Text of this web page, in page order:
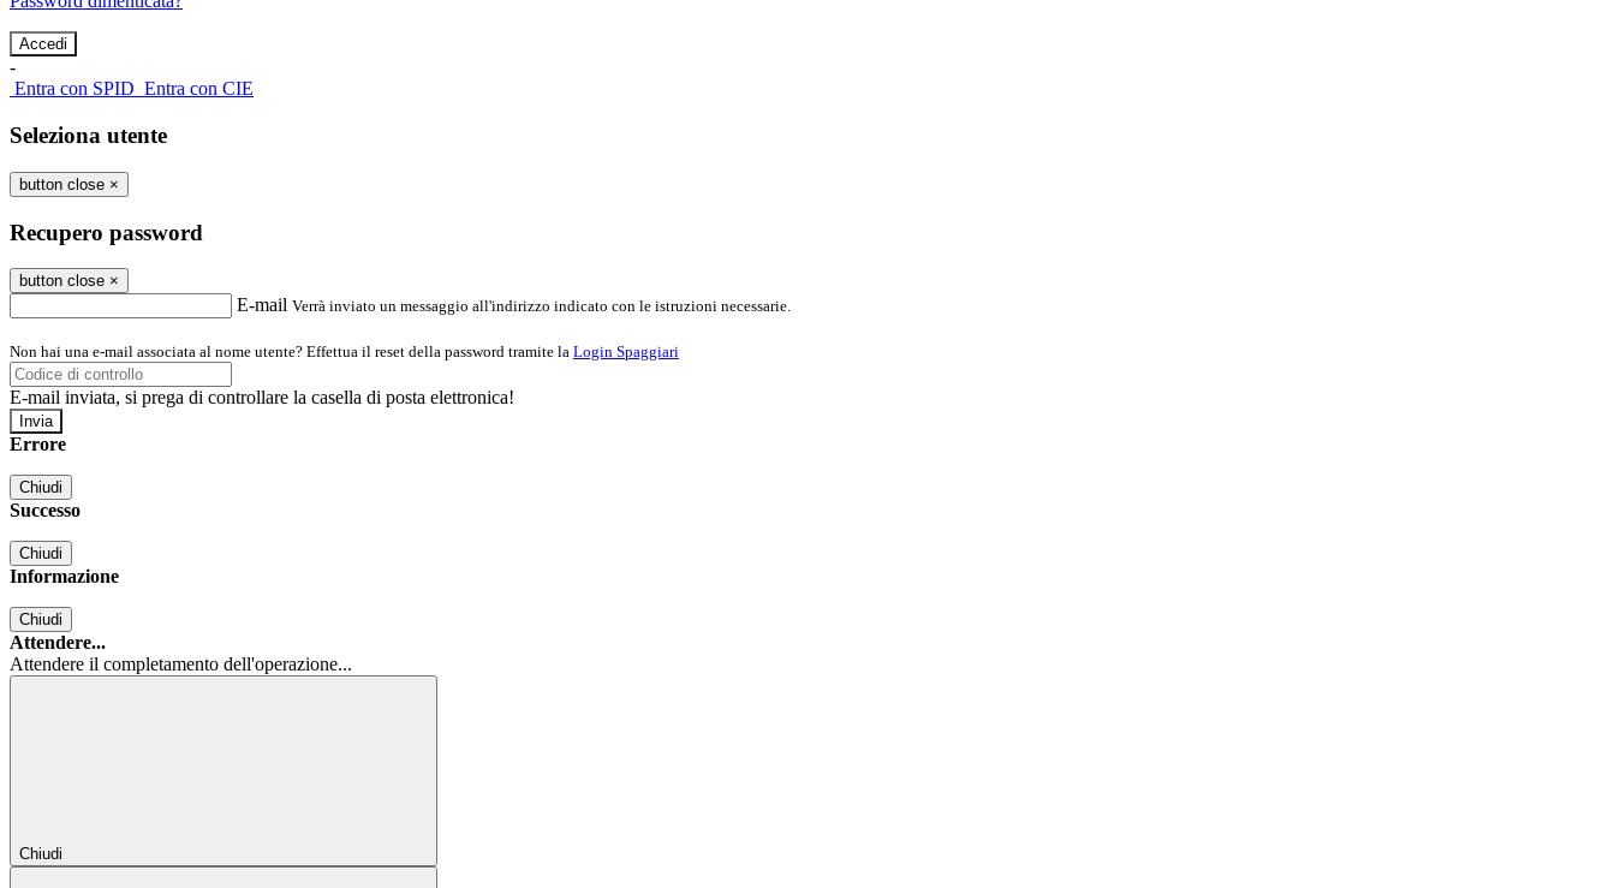
-
Entra con SPID Entra con CIE
Seleziona utente
button close ×
Recupero password
button close ×
E-mail Verrà inviato un messaggio all'indirizzo indicato con le istruzioni necessarie.
Non hai una e-mail associata al nome utente? Effettua il reset della password tramite la Login Spaggiari
E-mail inviata, si prega di controllare la casella di posta elettronica!
Errore
Chiudi
Successo
Chiudi
Informazione
Chiudi
Attendere...
Attendere il completamento dell'operazione...
Chiudi